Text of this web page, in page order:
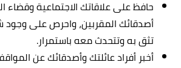
حافظ على علاقاتك الاجتماعية وقضاء
أصدقائك المقربين، واحرص على
تثق به وتتحدث معه باستمرار.
أخبر أفراد عائلتك وأصدقائك عن